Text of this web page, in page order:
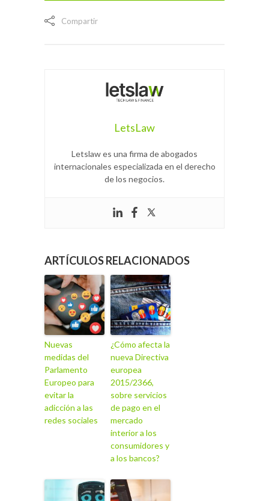
Compartir
LetsLaw
Letslaw es una firma de abogados
internacionales especializada en el derecho
de los negocios.
ARTÍCULOS RELACIONADOS
Nuevas
medidas del
Parlamento
Europeo para
evitar la
adicción a las
redes sociales
¿Cómo afecta la
nueva Directiva
europea
2015/2366,
sobre servicios
de pago en el
mercado
interior a los
consumidores y
a los bancos?